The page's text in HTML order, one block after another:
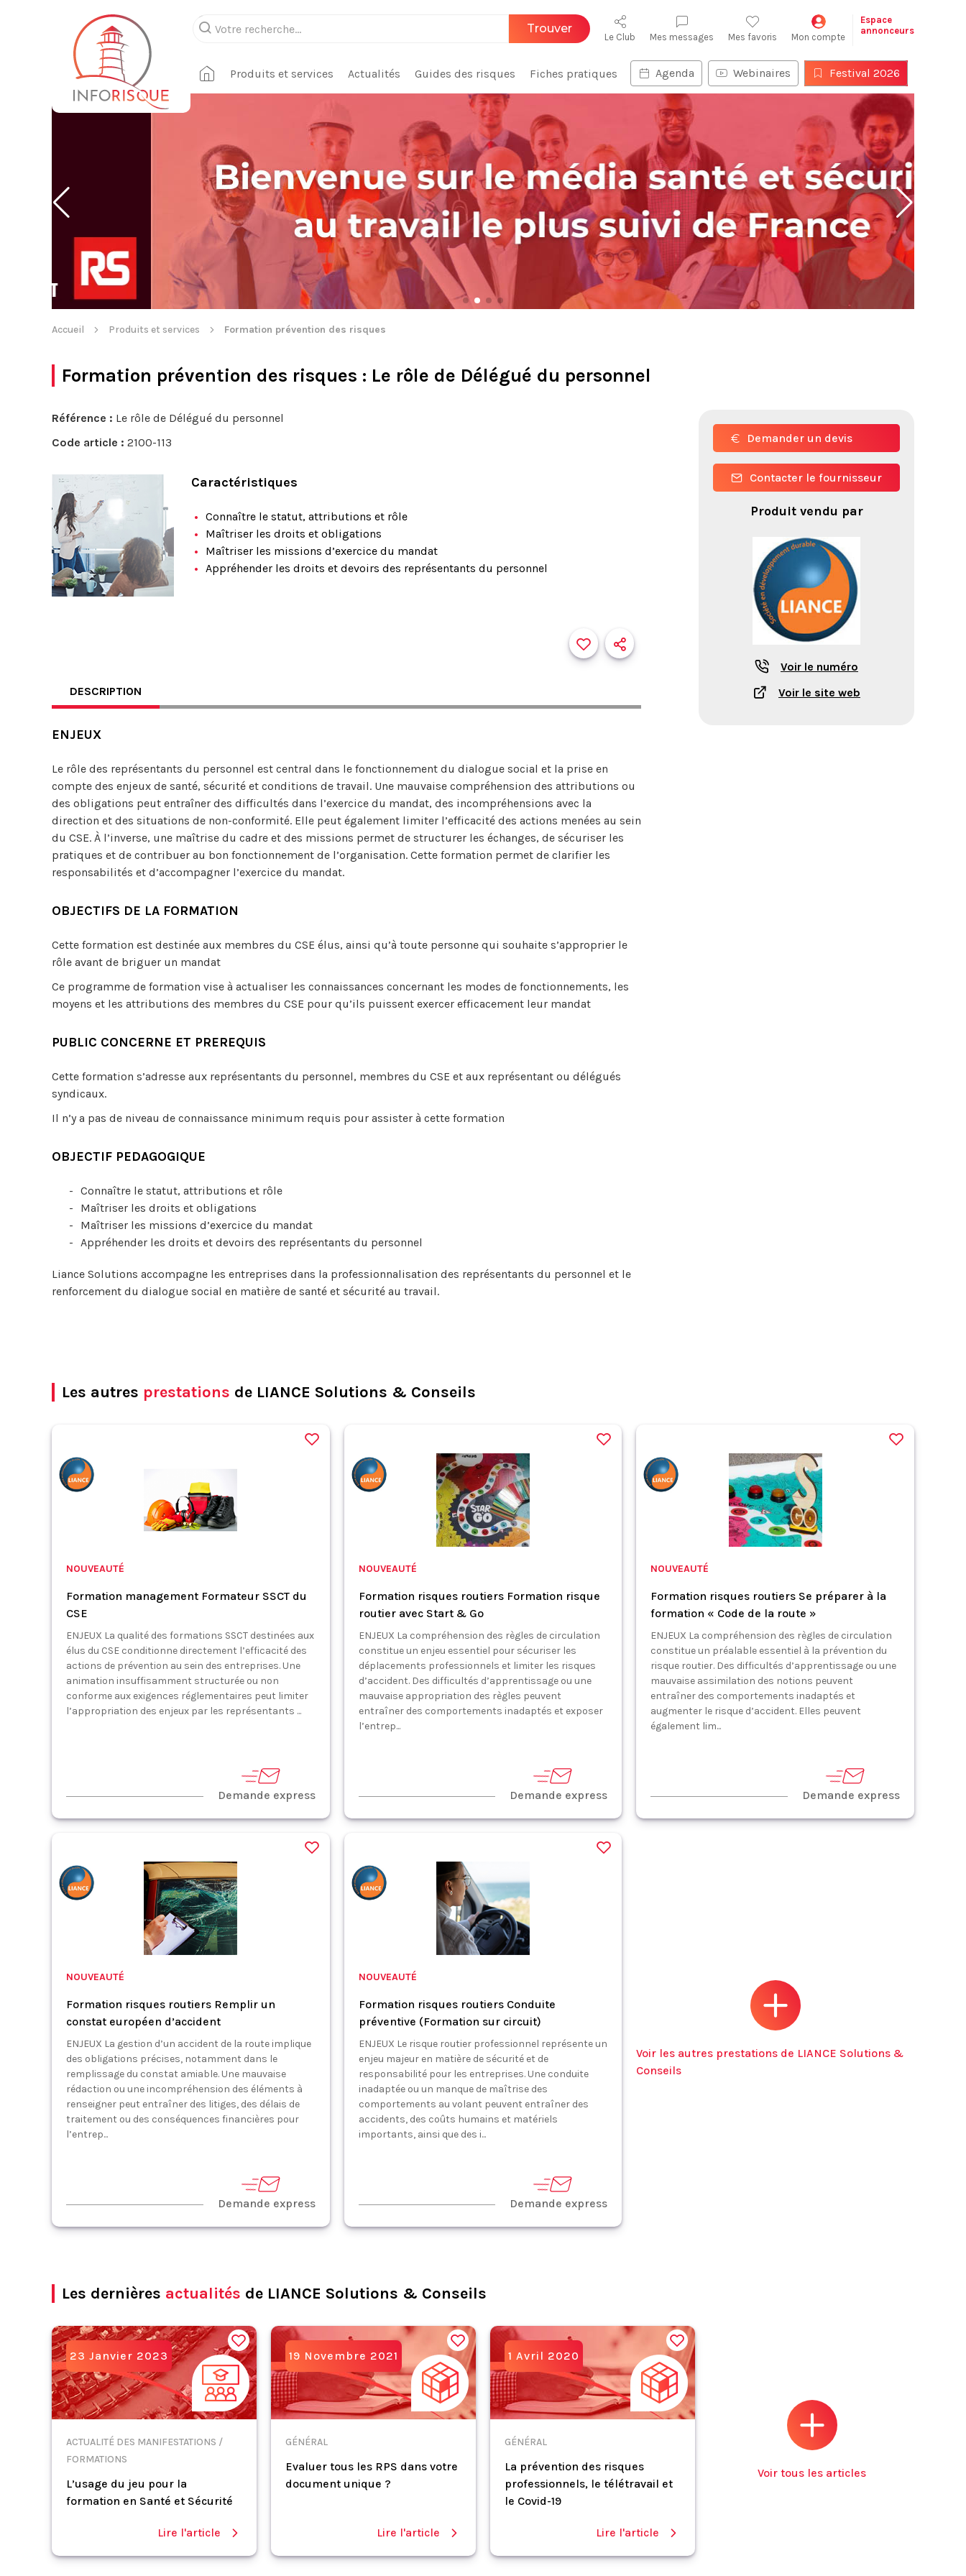
Trouver
Le Club Mes messages Mes favoris Mon compte
Espace
annonceurs
Produits et services Actualités Guides des risques Fiches pratiques Agenda Webinaires Festival 2026
Accueil Produits et services Formation prévention des risques
Formation prévention des risques : Le rôle de Délégué du personnel
Référence : Le rôle de Délégué du personnel
Code article : 2100-113
Caractéristiques
Connaître le statut, attributions et rôle
Maîtriser les droits et obligations
Maîtriser les missions d’exercice du mandat
Appréhender les droits et devoirs des représentants du personnel
DESCRIPTION
ENJEUX
Le rôle des représentants du personnel est central dans le fonctionnement du dialogue social et la prise en
compte des enjeux de santé, sécurité et conditions de travail. Une mauvaise compréhension des attributions ou
des obligations peut entraîner des difficultés dans l’exercice du mandat, des incompréhensions avec la
direction et des situations de non-conformité. Elle peut également limiter l’efficacité des actions menées au sein
du CSE. À l’inverse, une maîtrise du cadre et des missions permet de structurer les échanges, de sécuriser les
pratiques et de contribuer au bon fonctionnement de l’organisation. Cette formation permet de clarifier les
responsabilités et d’accompagner l’exercice du mandat.
OBJECTIFS DE LA FORMATION
Cette formation est destinée aux membres du CSE élus, ainsi qu’à toute personne qui souhaite s’approprier le
rôle avant de briguer un mandat
Ce programme de formation vise à actualiser les connaissances concernant les modes de fonctionnements, les
moyens et les attributions des membres du CSE pour qu’ils puissent exercer efficacement leur mandat
PUBLIC CONCERNE ET PREREQUIS
Cette formation s’adresse aux représentants du personnel, membres du CSE et aux représentant ou délégués
syndicaux.
Il n’y a pas de niveau de connaissance minimum requis pour assister à cette formation
OBJECTIF PEDAGOGIQUE
Connaître le statut, attributions et rôle
Maîtriser les droits et obligations
Maîtriser les missions d’exercice du mandat
Appréhender les droits et devoirs des représentants du personnel
Liance Solutions accompagne les entreprises dans la professionnalisation des représentants du personnel et le
renforcement du dialogue social en matière de santé et sécurité au travail.
Demander un devis
Contacter le fournisseur
Produit vendu par
Voir le numéro
Voir le site web
Les autres prestations de LIANCE Solutions & Conseils
NOUVEAUTÉ
Formation management Formateur SSCT du
CSE
ENJEUX La qualité des formations SSCT destinées aux
élus du CSE conditionne directement l’efficacité des
actions de prévention au sein des entreprises. Une
animation insuffisamment structurée ou non
conforme aux exigences réglementaires peut limiter
l’appropriation des enjeux par les représentants ...
Demande express
NOUVEAUTÉ
Formation risques routiers Formation risque
routier avec Start & Go
ENJEUX La compréhension des règles de circulation
constitue un enjeu essentiel pour sécuriser les
déplacements professionnels et limiter les risques
d’accident. Des difficultés d’apprentissage ou une
mauvaise appropriation des règles peuvent
entraîner des comportements inadaptés et exposer
l’entrep...
Demande express
NOUVEAUTÉ
Formation risques routiers Se préparer à la
formation « Code de la route »
ENJEUX La compréhension des règles de circulation
constitue un préalable essentiel à la prévention du
risque routier. Des difficultés d’apprentissage ou une
mauvaise assimilation des notions peuvent
entraîner des comportements inadaptés et
augmenter le risque d’accident. Elles peuvent
également lim...
Demande express
NOUVEAUTÉ
Formation risques routiers Remplir un
constat européen d’accident
ENJEUX La gestion d’un accident de la route implique
des obligations précises, notamment dans le
remplissage du constat amiable. Une mauvaise
rédaction ou une incompréhension des éléments à
renseigner peut entraîner des litiges, des délais de
traitement ou des conséquences financières pour
l’entrep...
Demande express
NOUVEAUTÉ
Formation risques routiers Conduite
préventive (Formation sur circuit)
ENJEUX Le risque routier professionnel représente un
enjeu majeur en matière de sécurité et de
responsabilité pour les entreprises. Une conduite
inadaptée ou un manque de maîtrise des
comportements au volant peuvent entraîner des
accidents, des coûts humains et matériels
importants, ainsi que des i...
Demande express
Voir les autres prestations de LIANCE Solutions &
Conseils
Les dernières actualités de LIANCE Solutions & Conseils
23 Janvier 2023
ACTUALITÉ DES MANIFESTATIONS /
FORMATIONS
L’usage du jeu pour la
formation en Santé et Sécurité
Lire l'article
19 Novembre 2021
GÉNÉRAL
Evaluer tous les RPS dans votre
document unique ?
Lire l'article
1 Avril 2020
GÉNÉRAL
La prévention des risques
professionnels, le télétravail et
le Covid-19
Lire l'article
Voir tous les articles